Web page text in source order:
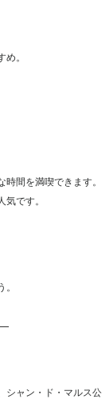
。
間を満喫できます。
です。
シャン・ド・マルス公